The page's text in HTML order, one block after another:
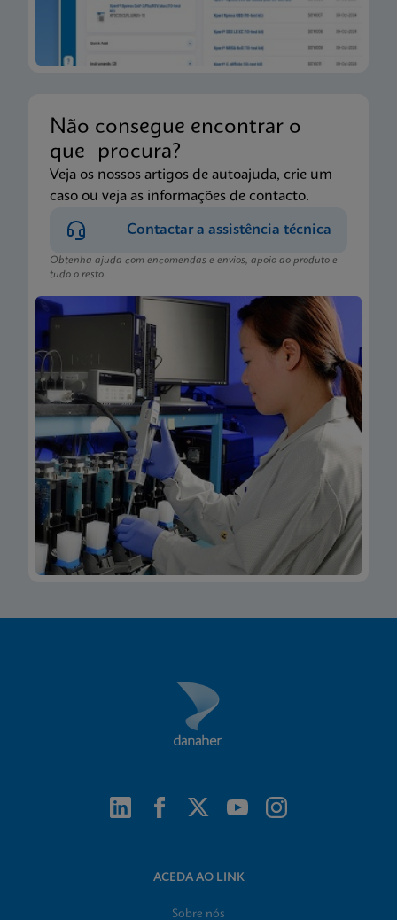
Não consegue encontrar o
que procura?
Veja os nossos artigos de autoajuda, crie um
caso ou veja as informações de contacto.
Contactar a assistência técnica
Obtenha ajuda com encomendas e envios, apoio ao produto e
tudo o resto.
ACEDA AO LINK
Sobre nós